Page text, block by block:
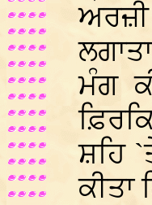
ਮੰਗ
ਸ਼ਹਿ
ਕੀਤਾ